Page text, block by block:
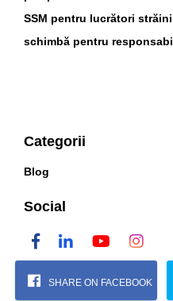
SSM pentru lucrători
schimbă pentru
Categorii
Blog
Social
SHARE ON FACEBOOK